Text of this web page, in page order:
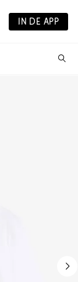
IN DE APP